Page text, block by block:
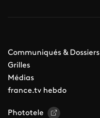
Communiqués & Dossiers
Grilles
Médias
france.tv hebdo
Phototele